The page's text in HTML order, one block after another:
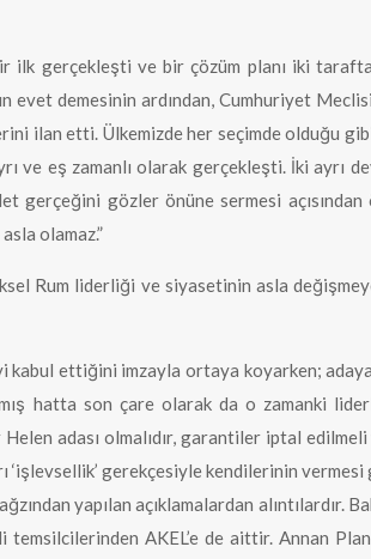
gerçekleşti ve bir çözüm planı iki
demesinin ardından, Cumhuriyet
ilan etti. Ülkemizde her seçimde olduğu
ve eş zamanlı olarak gerçekleşti. İki ayrı
gözler önüne sermesi açısından
olamaz.”
Rum liderliği ve siyasetinin asla
kabul ettiğini imzayla ortaya koyarken;
hatta son çare olarak da o zamanki
adası olmalıdır, garantiler iptal
‘işlevsellik’ gerekçesiyle kendilerinin
yapılan açıklamalardan alıntılardır.
AKEL’e de aittir. Annan